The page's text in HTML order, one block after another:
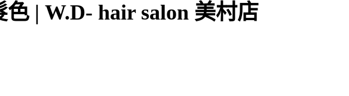
| W.D- hair salon 美村店